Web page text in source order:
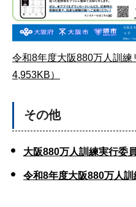
令和8年度大阪880万人訓練
4,953KB）
その他
大阪880万人訓練実行委
令和8年度大阪880万人